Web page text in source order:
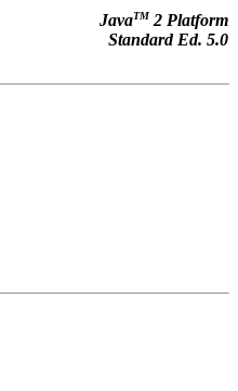
JavaTM 2 Platform
Standard Ed. 5.0